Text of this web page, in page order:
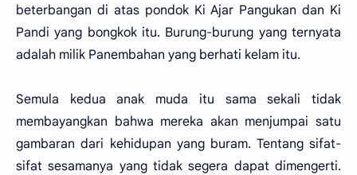
beterbangan di atas pondok Ki Ajar Pangukan dan Ki
Pandi yang bongkok itu. Burung-burung yang ternyata
adalah milik Panembahan yang berhati kelam itu.
Semula kedua anak muda itu sama sekali tidak
membayangkan bahwa mereka akan menjumpai satu
gambaran dari kehidupan yang buram. Tentang sifat-
sifat sesamanya yang tidak segera dapat dimengerti.